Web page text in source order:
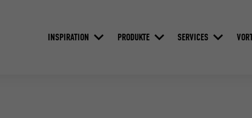
INSPIRATION PRODUKTE SERVICES